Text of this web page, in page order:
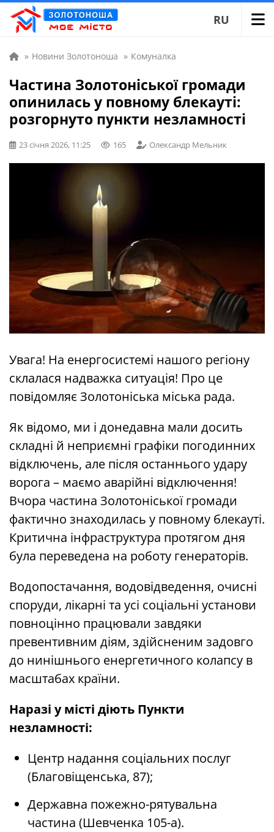
RU
» Новини Золотоноша » Комуналка
Частина Золотоніської громади
опинилась у повному блекауті:
розгорнуто пункти незламності
23 січня 2026, 11:25 165 Олександр Мельник
Увага! На енергосистемі нашого регіону
склалася надважка ситуація! Про це
повідомляє Золотоніська міська рада.
Як відомо, ми і донедавна мали досить
складні й неприємні графіки погодинних
відключень, але після останнього удару
ворога – маємо аварійні відключення!
Вчора частина Золотоніської громади
фактично знаходилась у повному блекауті.
Критична інфраструктура протягом дня
була переведена на роботу генераторів.
Водопостачання, водовідведення, очисні
споруди, лікарні та усі соціальні установи
повноцінно працювали завдяки
превентивним діям, здійсненим задовго
до нинішнього енергетичного колапсу в
масштабах країни.
Наразі у місті діють Пункти
незламності:
Центр надання соціальних послуг
(Благовіщенська, 87);
Державна пожежно-рятувальна
частина (Шевченка 105-а).